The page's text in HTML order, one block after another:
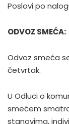
Poslovi po
ODVOZ SMEĆA:
Odvoz smeća
četvrtak.
U Odluci o
smećem
stanovima,